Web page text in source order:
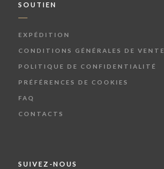
SOUTIEN
EXPÉDITION
CONDITIONS GÉNÉRALES DE VENTE
POLITIQUE DE CONFIDENTIALITÉ
PRÉFÉRENCES DE COOKIES
FAQ
CONTACTS
SUIVEZ-NOUS